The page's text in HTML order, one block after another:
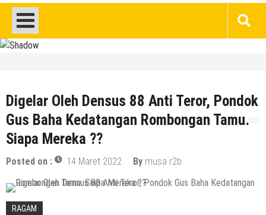
Tanggapan Kepala SMP N 5 Rembang
Menik Mustikatun
6 Agustus 2026 bymusa r2b
HEADLINE
Kepelatihan Timnas, Berikut Profil
Lengkapnya
Digelar Oleh Densus 88 Anti Teror, Pondok
Gus Baha Kedatangan Rombongan Tamu.
Siapa Mereka ??
Posted on : 14 Maret 2022 By musa r2b
RAGAM